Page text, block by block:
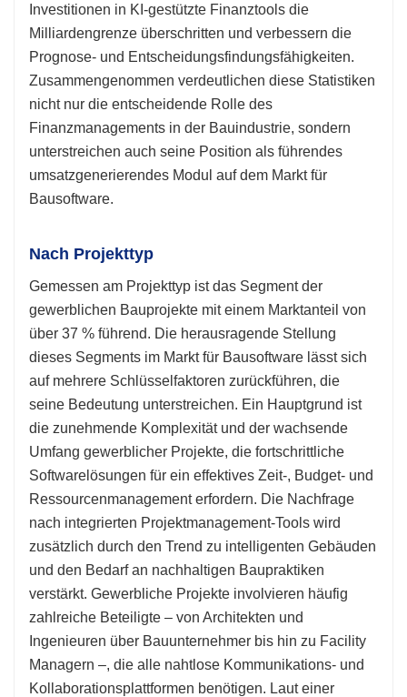
Investitionen in KI-gestützte Finanztools die
Milliardengrenze überschritten und verbessern die
Prognose- und Entscheidungsfindungsfähigkeiten.
Zusammengenommen verdeutlichen diese Statistiken
nicht nur die entscheidende Rolle des
Finanzmanagements in der Bauindustrie, sondern
unterstreichen auch seine Position als führendes
umsatzgenerierendes Modul auf dem Markt für
Bausoftware.
Nach Projekttyp
Gemessen am Projekttyp ist das Segment der
gewerblichen Bauprojekte mit einem Marktanteil von
über 37 % führend. Die herausragende Stellung
dieses Segments im Markt für Bausoftware lässt sich
auf mehrere Schlüsselfaktoren zurückführen, die
seine Bedeutung unterstreichen. Ein Hauptgrund ist
die zunehmende Komplexität und der wachsende
Umfang gewerblicher Projekte, die fortschrittliche
Softwarelösungen für ein effektives Zeit-, Budget- und
Ressourcenmanagement erfordern. Die Nachfrage
nach integrierten Projektmanagement-Tools wird
zusätzlich durch den Trend zu intelligenten Gebäuden
und den Bedarf an nachhaltigen Baupraktiken
verstärkt. Gewerbliche Projekte involvieren häufig
zahlreiche Beteiligte – von Architekten und
Ingenieuren über Bauunternehmer bis hin zu Facility
Managern –, die alle nahtlose Kommunikations- und
Kollaborationsplattformen benötigen. Laut einer